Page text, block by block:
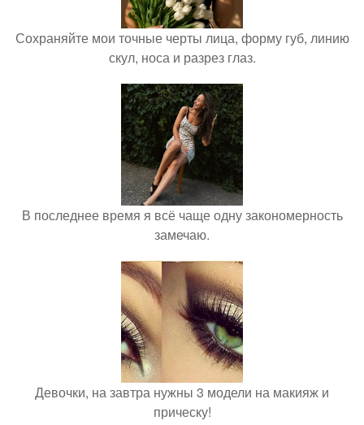
Сохраняйте мои точные черты лица, форму губ, линию
скул, носа и разрез глаз.
В последнее время я всё чаще одну закономерность
замечаю.
Девочки, на завтра нужны 3 модели на макияж и
прическу!